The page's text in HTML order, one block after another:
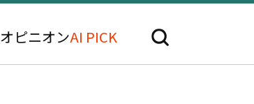
オピニオンAI PICK